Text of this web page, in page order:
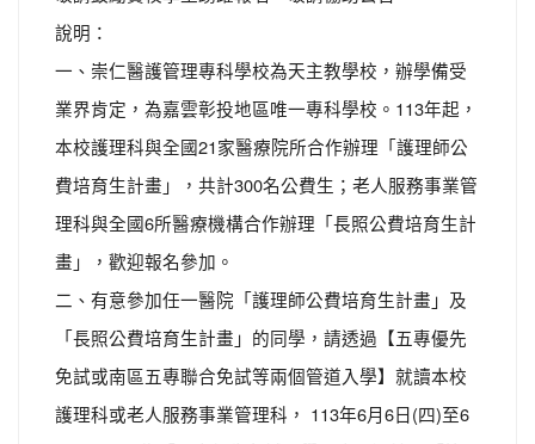
說明：
一、崇仁醫護管理專科學校為天主教學校，辦學備受
業界肯定，為嘉雲彰投地區唯一專科學校。113年起，
本校護理科與全國21家醫療院所合作辦理「護理師公
費培育生計畫」，共計300名公費生；老人服務事業管
理科與全國6所醫療機構合作辦理「長照公費培育生計
畫」，歡迎報名參加。
二、有意參加任一醫院「護理師公費培育生計畫」及
「長照公費培育生計畫」的同學，請透過【五專優先
免試或南區五專聯合免試等兩個管道入學】就讀本校
護理科或老人服務事業管理科， 113年6月6日(四)至6